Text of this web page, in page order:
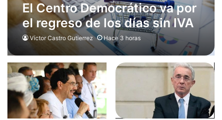
El Centro Democrático va por
el regreso de los días sin IVA
y le pone la mira al fin del
4×1.000
Víctor Castro Gutierrez Hace 3 horas